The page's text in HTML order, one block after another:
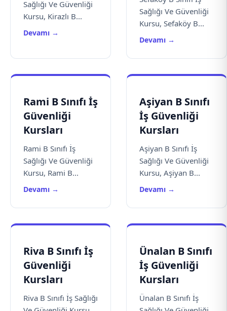
Sağlığı Ve Güvenliği
Kursu, Kirazlı B...
Devamı →
Sağlığı Ve Güvenliği
Kursu, Sefaköy B...
Devamı →
Rami B Sınıfı İş
Güvenliği
Kursları
Rami B Sınıfı İş
Sağlığı Ve Güvenliği
Kursu, Rami B...
Devamı →
Aşiyan B Sınıfı
İş Güvenliği
Kursları
Aşiyan B Sınıfı İş
Sağlığı Ve Güvenliği
Kursu, Aşiyan B...
Devamı →
Riva B Sınıfı İş
Güvenliği
Kursları
Riva B Sınıfı İş Sağlığı
Ünalan B Sınıfı
İş Güvenliği
Kursları
Ünalan B Sınıfı İş